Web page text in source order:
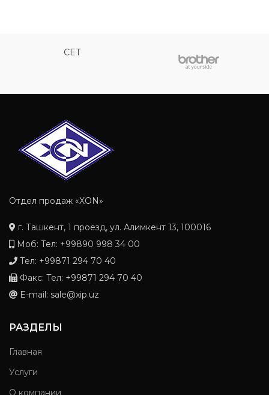
CET
Отдел продаж «XON»
г. Ташкент, 1 проезд, ул. Алимкент 13, 100016
Моб: Тел: +99890 998 34 00
Тел: +99871 294 70 40
Факс: Тел: +99871 294 70 40
E-mail: sale@xip.uz
РАЗДЕЛЫ
Главная
Услуги
О компании